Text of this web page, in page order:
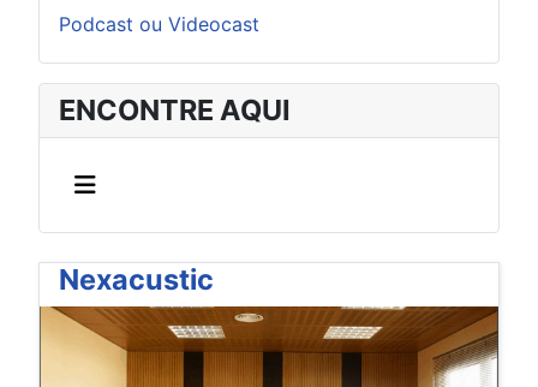
Podcast ou Videocast
ENCONTRE AQUI
Nexacustic